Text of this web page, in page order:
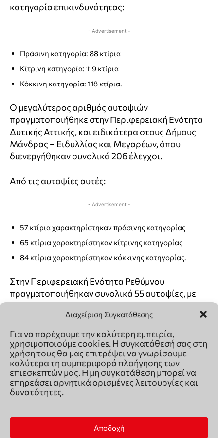
Διαχείριση Συγκατάθεσης
Για να παρέχουμε την καλύτερη εμπειρία,
χρησιμοποιούμε cookies. Η συγκατάθεσή σας στη
χρήση τους θα μας επιτρέψει να γνωρίσουμε
καλύτερα τη συμπεριφορά πλοήγησης των
επιεσκεπτών μας. Η μη συγκατάθεση μπορεί να
επηρεάσει αρνητικά ορισμένες λειτουργίες και
δυνατότητες.
Αποδοχή